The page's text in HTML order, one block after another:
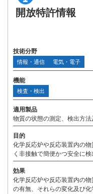
開放特許情報
技術分野
情報・通信 電気・電子
機能
検査・検出
適用製品
物質の状態の測定、検出方
目的
化学反応炉や反応装置内の
く非接触で簡便かつ安全に検
効果
化学反応炉や反応装置内の
の有無、それらの変化及び